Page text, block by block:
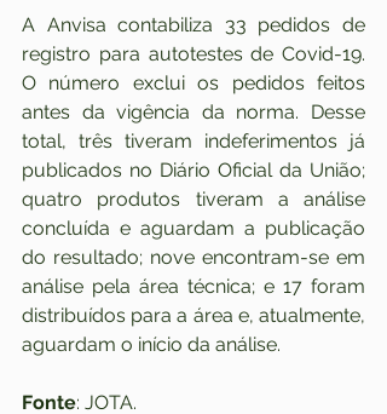
A Anvisa contabiliza 33 pedidos de
registro para autotestes de Covid-19.
O número exclui os pedidos feitos
antes da vigência da norma. Desse
total, três tiveram indeferimentos já
publicados no Diário Oficial da União;
quatro produtos tiveram a análise
concluída e aguardam a publicação
do resultado; nove encontram-se em
análise pela área técnica; e 17 foram
distribuídos para a área e, atualmente,
aguardam o início da análise.
Fonte: JOTA.